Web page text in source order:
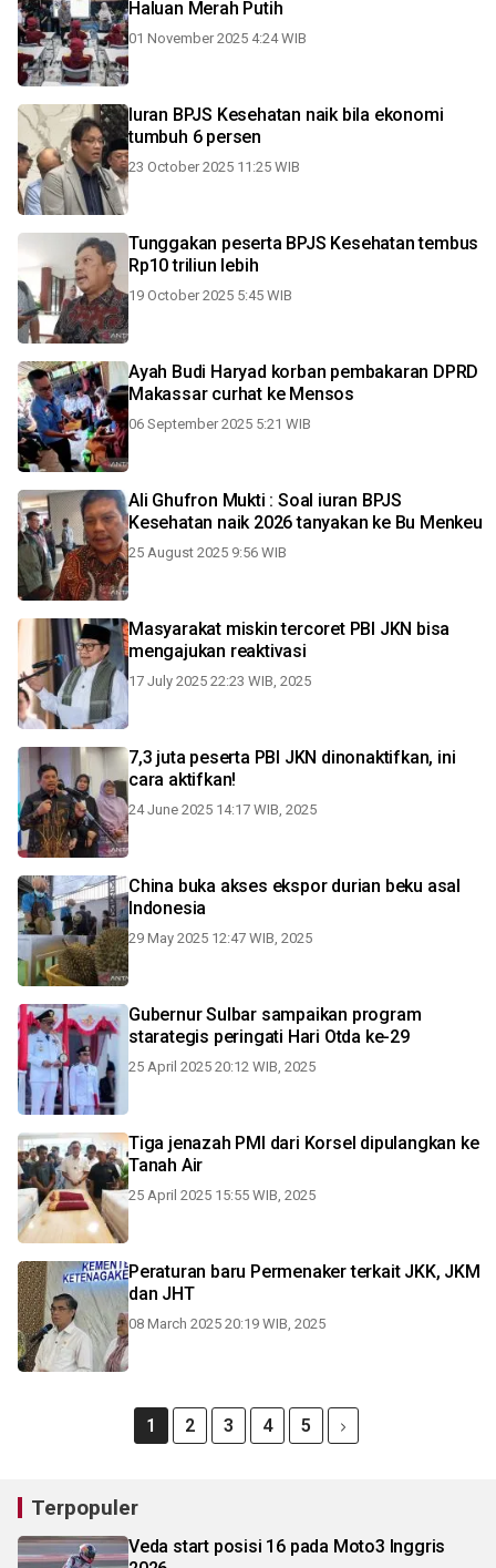
Haluan Merah Putih
01 November 2025 4:24 WIB
Iuran BPJS Kesehatan naik bila ekonomi
tumbuh 6 persen
23 October 2025 11:25 WIB
Tunggakan peserta BPJS Kesehatan tembus
Rp10 triliun lebih
19 October 2025 5:45 WIB
Ayah Budi Haryad korban pembakaran DPRD
Makassar curhat ke Mensos
06 September 2025 5:21 WIB
Ali Ghufron Mukti : Soal iuran BPJS
Kesehatan naik 2026 tanyakan ke Bu Menkeu
25 August 2025 9:56 WIB
Masyarakat miskin tercoret PBI JKN bisa
mengajukan reaktivasi
17 July 2025 22:23 WIB, 2025
7,3 juta peserta PBI JKN dinonaktifkan, ini
cara aktifkan!
24 June 2025 14:17 WIB, 2025
China buka akses ekspor durian beku asal
Indonesia
29 May 2025 12:47 WIB, 2025
Gubernur Sulbar sampaikan program
starategis peringati Hari Otda ke-29
25 April 2025 20:12 WIB, 2025
Tiga jenazah PMI dari Korsel dipulangkan ke
Tanah Air
25 April 2025 15:55 WIB, 2025
Peraturan baru Permenaker terkait JKK, JKM
dan JHT
08 March 2025 20:19 WIB, 2025
1 2 3 4 5
Terpopuler
Veda start posisi 16 pada Moto3 Inggris